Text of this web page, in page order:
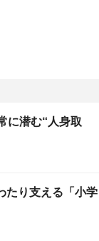
に潜む“人身取
たり支える「小学